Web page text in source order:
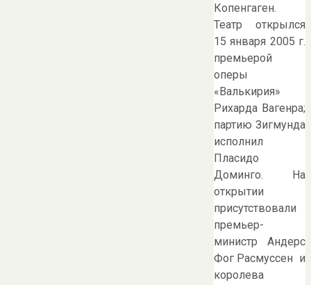
Копенгаген.
Театр открылся
15 января 2005 г.
премьерой
оперы
«Валькирия»
Рихарда Вагенра;
партию Зигмунда
исполнил
Пласидо
Доминго. На
открытии
присутствовали
премьер-
министр Андерс
Фог Расмуссен и
королева